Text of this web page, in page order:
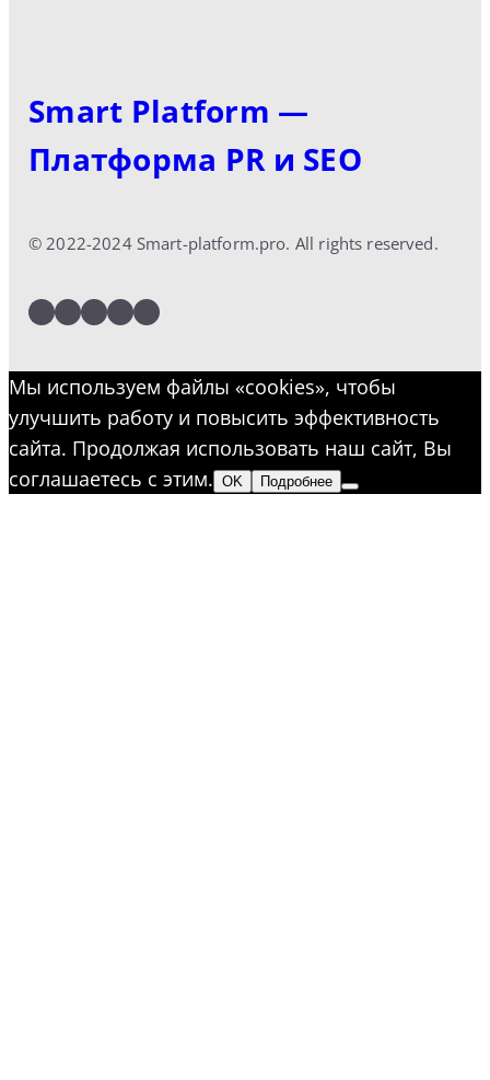
Smart Platform —
Платформа PR и SEO
© 2022-2024 Smart-platform.pro. All rights reserved.
LinkedIn
Facebook
Twitter
Instagram
YouTube
Мы используем файлы «cookies», чтобы
улучшить работу и повысить эффективность
сайта. Продолжая использовать наш сайт, Вы
соглашаетесь с этим. OK Подробнее